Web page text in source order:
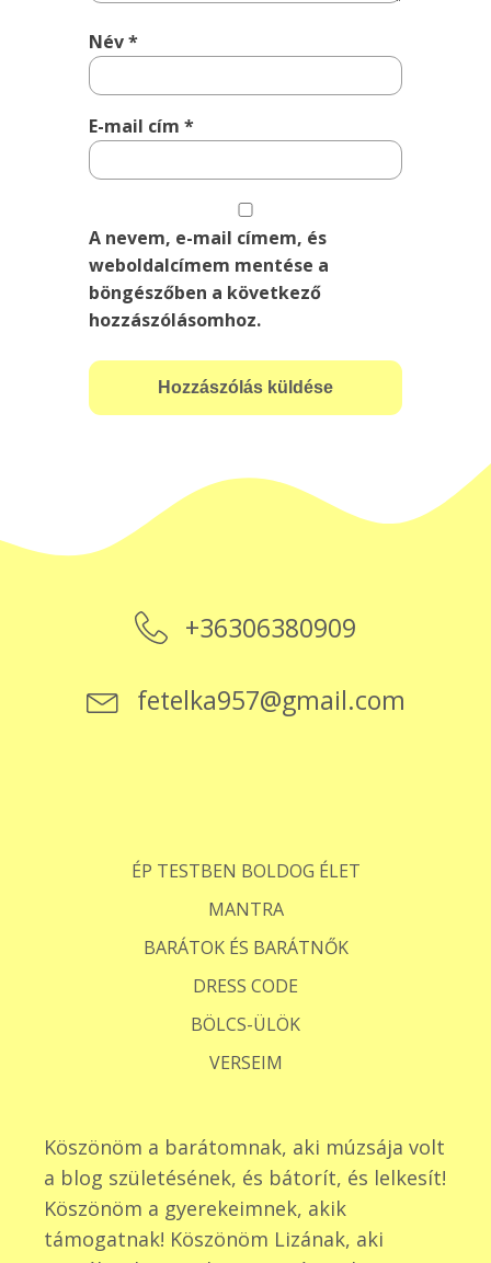
Név*
E-mail cím*
A nevem, e-mail címem, és
weboldalcímem mentése a
böngészőben a következő
hozzászólásomhoz.
+36306380909
fetelka957@gmail.com
ÉP TESTBEN BOLDOG ÉLET
MANTRA
BARÁTOK ÉS BARÁTNŐK
DRESS CODE
BÖLCS-ÜLÖK
VERSEIM
Köszönöm a barátomnak, aki múzsája volt
a blog születésének, és bátorít, és lelkesít!
Köszönöm a gyerekeimnek, akik
támogatnak! Köszönöm Lizának, aki